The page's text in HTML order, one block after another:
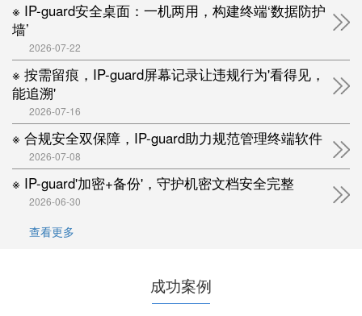
※ IP-guard安全桌面：一机两用，构建终端‘数据防护
墙’
2026-07-22
※ 按需留痕，IP-guard屏幕记录让违规行为'看得见，
能追溯'
2026-07-16
※ 合规安全双保障，IP-guard助力规范管理终端软件
2026-07-08
※ IP-guard'加密+备份'，守护机密文档安全完整
2026-06-30
查看更多
成功案例